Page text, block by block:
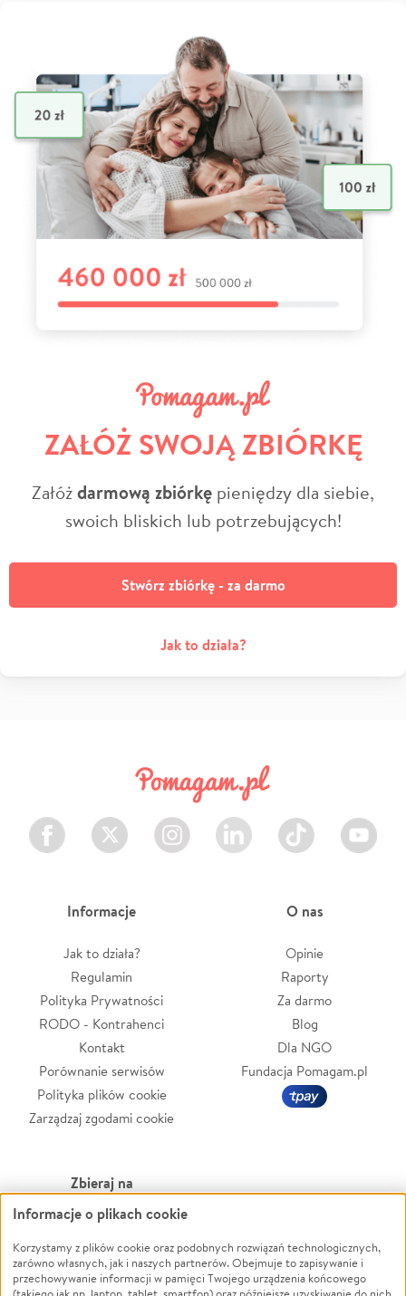
ZAŁÓŻ SWOJĄ ZBIÓRKĘ
Załóżdarmową zbiórkę pieniędzy dla siebie,
swoich bliskich lub potrzebujących!
Stwórz zbiórkę - za darmo
Jak to działa?
Facebook Twitter Instagram LinkedIn TikTok Youtube
Informacje
Jak to działa?
Regulamin
Polityka Prywatności
RODO - Kontrahenci
Kontakt
Porównanie serwisów
Polityka plików cookie
Zarządzaj zgodami cookie
O nas
Opinie
Raporty
Za darmo
Blog
Dla NGO
Fundacja Pomagam.pl
Zbieraj na
Leczenie
Zwierzęta
Pożar
Powódź
Wichura
Informacje o plikach cookie
Korzystamy z plików cookie oraz podobnych rozwiązań technologicznych,
zarówno własnych, jak i naszych partnerów. Obejmuje to zapisywanie i
przechowywanie informacji w pamięci Twojego urządzenia końcowego